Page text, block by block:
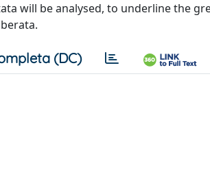
will be analysed, to underline the
(DC)